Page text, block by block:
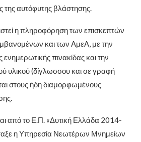
αυτόφυτης βλάστησης.
η πληροφόρηση των επισκεπτών
και των ΑμεΑ, με την
πινακίδας και την
υλικού (δίγλωσσου και σε γραφή
στους ήδη διαμορφωμένους
από το Ε.Π. «Δυτική Ελλάδα 2014-
η Υπηρεσία Νεωτέρων Μνημείων